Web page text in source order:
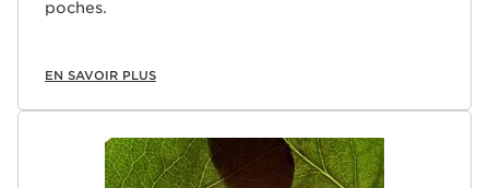
poches.
EN SAVOIR PLUS